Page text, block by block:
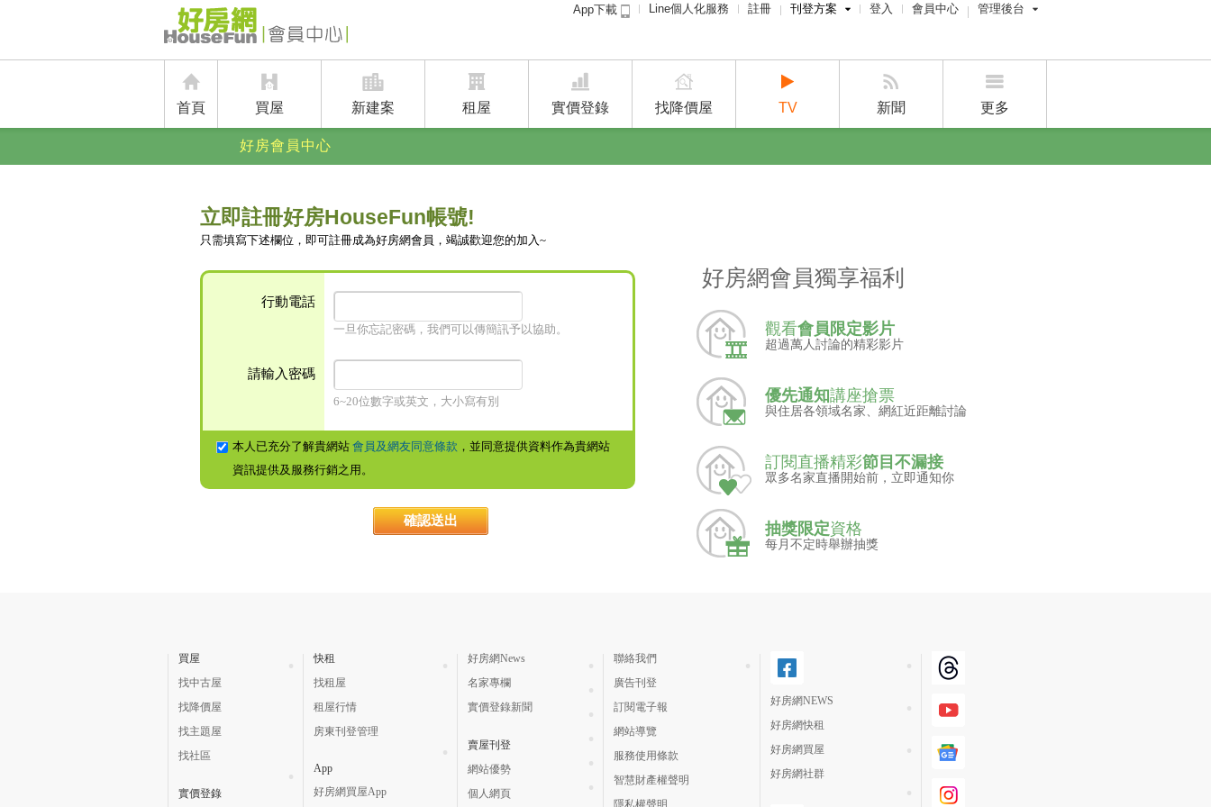
App下載 Line個人化服務 註冊 刊登方案
賣屋刊登
登入 會員中心 管理後台
經紀人員管理後台
首頁 買屋 新建案 租屋 實價登錄 找降價屋 TV 新聞 更多
好房會員中心
立即註冊好房HouseFun帳號!
只需填寫下述欄位，即可註冊成為好房網會員，竭誠歡迎您的加入~
行動電話
一旦你忘記密碼，我們可以傳簡訊予以協助。
請輸入密碼
6~20位數字或英文，大小寫有別
本人已充分了解貴網站 會員及網友同意條款 ，並同意提供資料作為貴網站
資訊提供及服務行銷之用。
好房網會員獨享福利
觀看會員限定影片
超過萬人討論的精彩影片
優先通知講座搶票
與住居各領域名家、網紅近距離討論
訂閱直播精彩節目不漏接
眾多名家直播開始前，立即通知你
抽獎限定資格
每月不定時舉辦抽獎
買屋
找中古屋
找降價屋
找主題屋
找社區
實價登錄
快租
找租屋
租屋行情
房東刊登管理
App
好房網買屋App
好房網News
名家專欄
實價登錄新聞
賣屋刊登
網站優勢
個人網頁
聯絡我們
廣告刊登
訂閱電子報
網站導覽
服務使用條款
智慧財產權聲明
隱私權聲明
好房網NEWS
好房網快租
好房網買屋
好房網社群